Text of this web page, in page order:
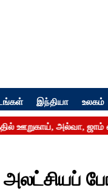
இந்தியா உலகம்
அலட்சியப்